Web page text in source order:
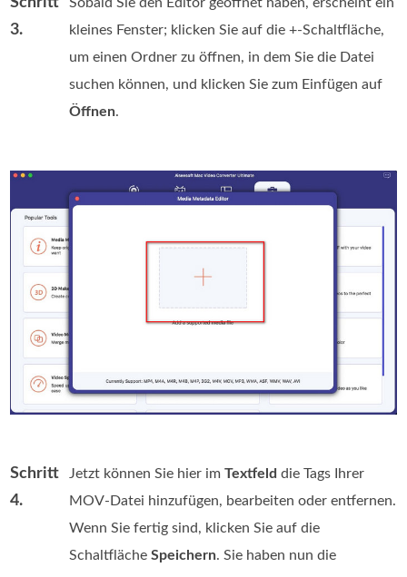
3.
kleines Fenster; klicken Sie auf die +‑Schaltfläche,
um einen Ordner zu öffnen, in dem Sie die Datei
suchen können, und klicken Sie zum Einfügen auf
Öffnen.
Schritt
4.
Jetzt können Sie hier imTextfeld die Tags Ihrer
MOV-Datei hinzufügen, bearbeiten oder entfernen.
Wenn Sie fertig sind, klicken Sie auf die
SchaltflächeSpeichern. Sie haben nun die